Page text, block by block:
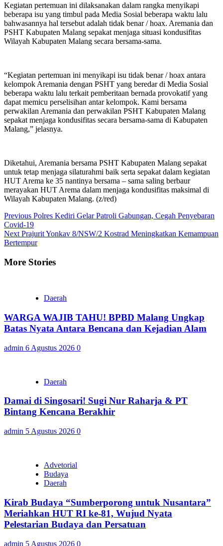
Kegiatan pertemuan ini dilaksanakan dalam rangka menyikapi
beberapa isu yang timbul pada Media Sosial beberapa waktu lalu
bahwasannya hal tersebut adalah tidak benar / hoax. Aremania dan
PSHT Kabupaten Malang sepakat menjaga situasi kondusifitas
Wilayah Kabupaten Malang secara bersama-sama.
“Kegiatan pertemuan ini menyikapi isu tidak benar / hoax antara
kelompok Aremania dengan PSHT yang beredar di Media Sosial
beberapa waktu lalu terkait pemberitaan bernada provokatif yang
dapat memicu perselisihan antar kelompok. Kami bersama
perwakilan Aremania dan perwakilan PSHT Kabupaten Malang
sepakat menjaga kondusifitas secara bersama-sama di Kabupaten
Malang,” jelasnya.
Diketahui, Aremania bersama PSHT Kabupaten Malang sepakat
untuk tetap menjaga silaturahmi baik serta sepakat dalam kegiatan
HUT Arema ke 35 nantinya bersama – sama saling berbaur
merayakan HUT Arema dalam menjaga kondusifitas maksimal di
Wilayah Kabupaten Malang. (z/red)
Continue
Reading
Previous Polres Kediri Gelar Patroli Gabungan, Cegah Penyebaran
Covid-19
Next Prajurit Yonkav 8/NSW/2 Kostrad Meningkatkan Kemampuan
Bertempur
More Stories
Daerah
WARGA WAJIB TAHU! BPBD Malang Ungkap
Batas Nyata Antara Bencana dan Kejadian Alam
admin 6 Agustus 2026 0
Daerah
Damai di Singosari! Sugi Nur Raharja & PT
Bintang Kencana Berakhir
admin 5 Agustus 2026 0
Advetorial
Budaya
Daerah
Kirab Budaya “Sumberporong untuk Nusantara”
Meriahkan HUT RI ke-81, Wujud Nyata
Pelestarian Budaya dan Persatuan
admin 5 Agustus 2026 0